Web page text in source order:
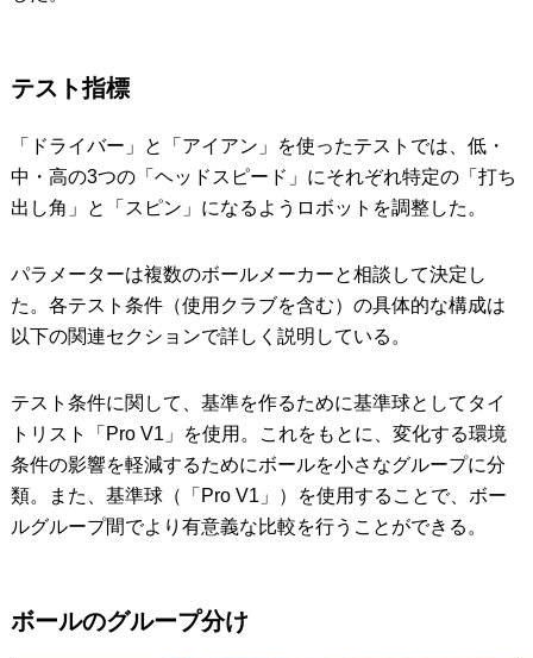
テスト指標
「ドライバー」と「アイアン」を使ったテストでは、低・
中・高の3つの「ヘッドスピード」にそれぞれ特定の「打ち
出し角」と「スピン」になるようロボットを調整した。
パラメーターは複数のボールメーカーと相談して決定し
た。各テスト条件（使用クラブを含む）の具体的な構成は
以下の関連セクションで詳しく説明している。
テスト条件に関して、基準を作るために基準球としてタイ
トリスト「Pro V1」を使用。これをもとに、変化する環境
条件の影響を軽減するためにボールを小さなグループに分
類。また、基準球（「Pro V1」）を使用することで、ボー
ルグループ間でより有意義な比較を行うことができる。
ボールのグループ分け